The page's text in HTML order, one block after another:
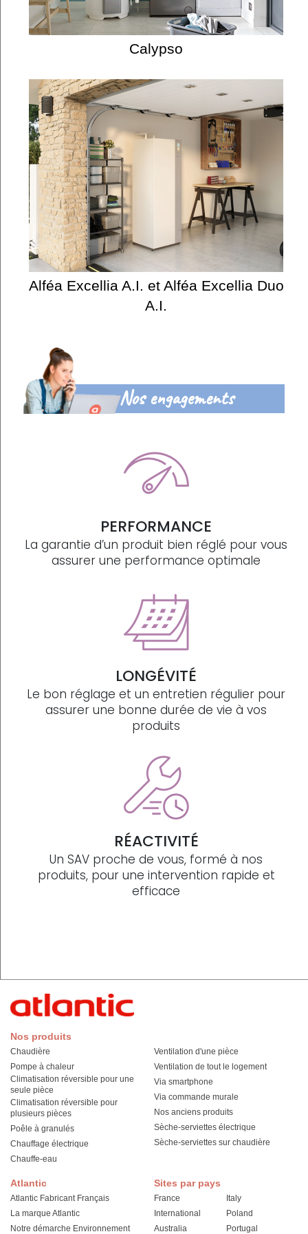
Calypso
Alféa Excellia A.I. et Alféa Excellia Duo
A.I.
Nos engagements
PERFORMANCE
La garantie d’un produit bien réglé pour vous
assurer une performance optimale
LONGÉVITÉ
Le bon réglage et un entretien régulier pour
assurer une bonne durée de vie à vos
produits
RÉACTIVITÉ
Un SAV proche de vous, formé à nos
produits, pour une intervention rapide et
efficace
Atlantic
Atlantic Fabricant Français
La marque Atlantic
Notre démarche Environnement
Nos produits
Chaudière
Pompe à chaleur
Climatisation réversible pour une
seule pièce
Climatisation réversible pour
plusieurs pièces
Poêle à granulés
Chauffage électrique
Chauffe-eau
Ventilation d'une pièce
Ventilation de tout le logement
Via smartphone
Via commande murale
Nos anciens produits
Sèche-serviettes électrique
Sèche-serviettes sur chaudière
Sites par pays
France
International
Australia
Italy
Poland
Portugal